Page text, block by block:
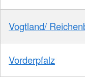
Vogtland/
Vorderpfalz